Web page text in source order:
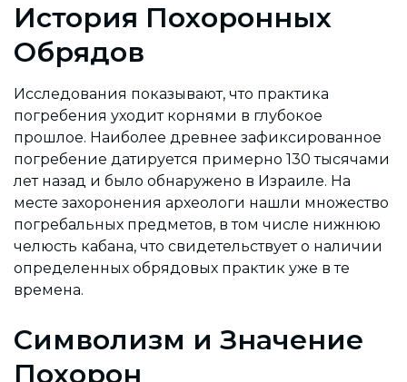
История Похоронных
Обрядов
Исследования показывают, что практика
погребения уходит корнями в глубокое
прошлое. Наиболее древнее зафиксированное
погребение датируется примерно 130 тысячами
лет назад и было обнаружено в Израиле. На
месте захоронения археологи нашли множество
погребальных предметов, в том числе нижнюю
челюсть кабана, что свидетельствует о наличии
определенных обрядовых практик уже в те
времена.
Символизм и Значение
Похорон